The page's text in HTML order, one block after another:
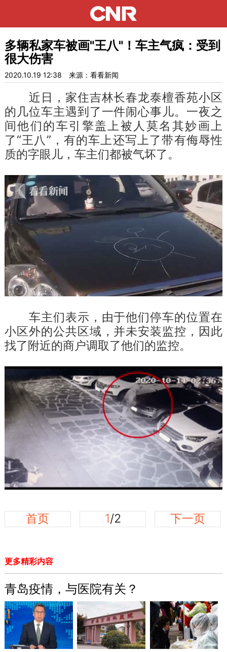
多辆私家车被画"王八"！车主气疯：受到
很大伤害
2020.10.19 12:38 来源：看看新闻
近日，家住吉林长春龙泰檀香苑小区
的几位车主遇到了一件闹心事儿。一夜之
间他们的车引擎盖上被人莫名其妙画上
了“王八”，有的车上还写上了带有侮辱性
质的字眼儿，车主们都被气坏了。
车主们表示，由于他们停车的位置在
小区外的公共区域，并未安装监控，因此
找了附近的商户调取了他们的监控。
首页 1/2 下一页
更多精彩内容
青岛疫情，与医院有关？